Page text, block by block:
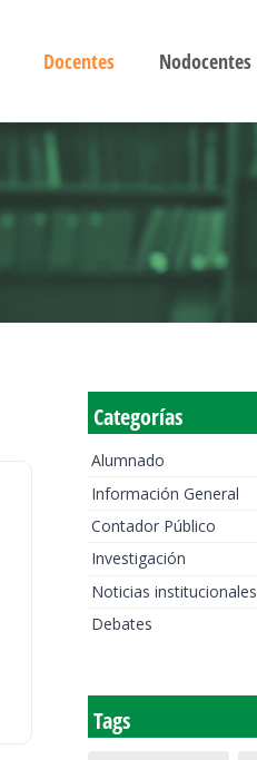
Docentes Nodocentes
Categorías
Alumnado
Información General
Contador Público
Investigación
Noticias institucionales
Debates
Tags